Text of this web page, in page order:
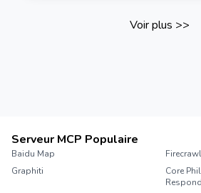
Voir plus >>
Serveur MCP Populaire
Baidu Map
Graphiti
Core
Respond